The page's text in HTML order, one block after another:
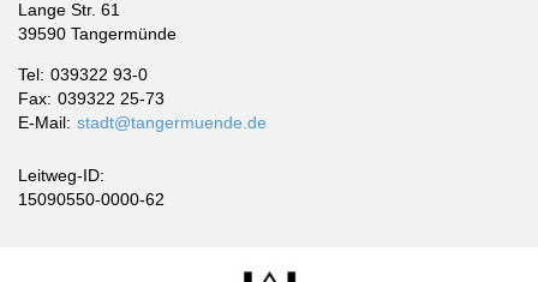
Lange Str. 61
39590 Tangermünde
Tel
039322 93-0
Fax 039322 25-73
E-Mail
stadt@tangermuende.de
Leitweg-ID:
15090550-0000-62